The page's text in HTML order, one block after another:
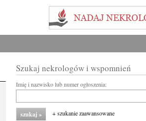
Szukaj nekrologów i wspomnień
Imię i nazwisko lub numer ogłoszenia:
+ szukanie zaawansowane